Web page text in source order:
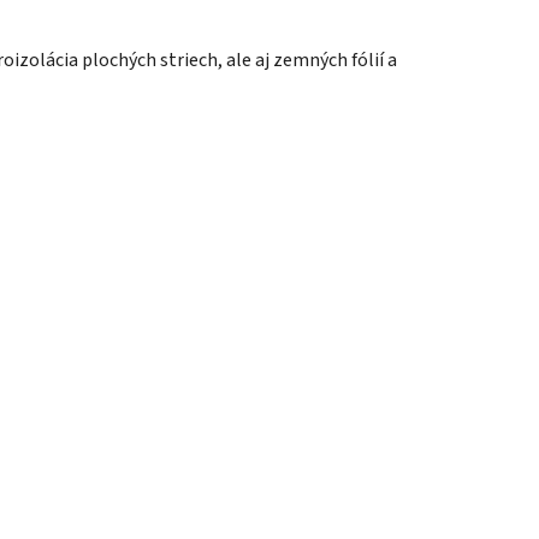
plochých striech, ale aj zemných fólií a